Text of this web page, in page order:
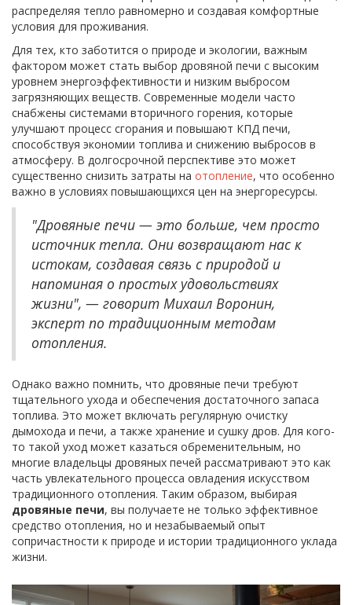
распределяя тепло равномерно и создавая комфортные
условия для проживания.
Для тех, кто заботится о природе и экологии, важным
фактором может стать выбор дровяной печи с высоким
уровнем энергоэффективности и низким выбросом
загрязняющих веществ. Современные модели часто
снабжены системами вторичного горения, которые
улучшают процесс сгорания и повышают КПД печи,
способствуя экономии топлива и снижению выбросов в
атмосферу. В долгосрочной перспективе это может
существенно снизить затраты на отопление, что особенно
важно в условиях повышающихся цен на энергоресурсы.
"Дровяные печи — это больше, чем просто
источник тепла. Они возвращают нас к
истокам, создавая связь с природой и
напоминая о простых удовольствиях
жизни", — говорит Михаил Воронин,
эксперт по традиционным методам
отопления.
Однако важно помнить, что дровяные печи требуют
тщательного ухода и обеспечения достаточного запаса
топлива. Это может включать регулярную очистку
дымохода и печи, а также хранение и сушку дров. Для кого-
то такой уход может казаться обременительным, но
многие владельцы дровяных печей рассматривают это как
часть увлекательного процесса овладения искусством
традиционного отопления. Таким образом, выбирая
дровяные печи, вы получаете не только эффективное
средство отопления, но и незабываемый опыт
сопричастности к природе и истории традиционного уклада
жизни.